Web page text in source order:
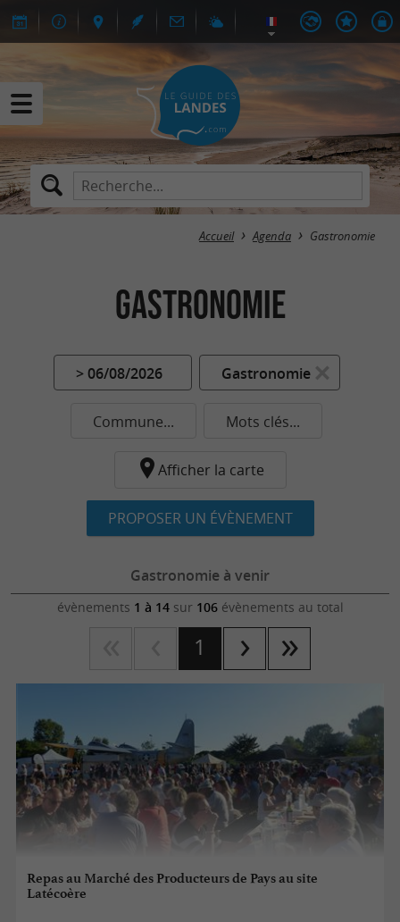
Accueil Agenda Gastronomie
Gastronomie
> 06/08/2026 Gastronomie
Commune... Mots clés...
Afficher la carte
PROPOSER UN ÉVÈNEMENT
Gastronomie à venir
évènements 1 à 14sur 106évènements au total
1
Repas au Marché des Producteurs de Pays au site
Latécoère